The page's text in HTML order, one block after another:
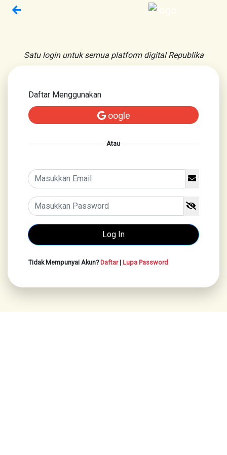
Satu login untuk semua platform digital Republika
Daftar Menggunakan
oogle
Atau
Tidak Mempunyai Akun?Daftar| Lupa Password